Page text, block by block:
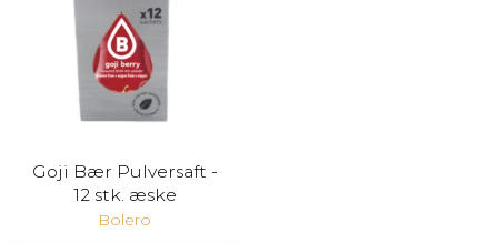
Goji Bær Pulversaft -
12 stk. æske
Bolero